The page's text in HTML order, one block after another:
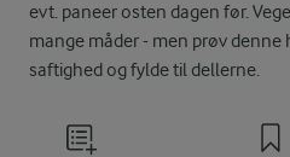
evt. paneer osten dagen før.
mange måder - men prøv denne
saftighed og fylde til dellerne.